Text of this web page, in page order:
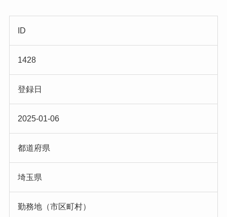
ID
1428
登録日
2025-01-06
都道府県
埼玉県
勤務地（市区町村）